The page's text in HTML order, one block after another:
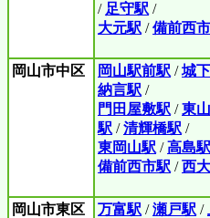
/ 足守駅 /
大元駅 /備前西
岡山市中区 岡山駅前駅 /城
納言駅 /
門田屋敷駅 /東
駅 /清輝橋駅 /
東岡山駅 /高島駅
備前西市駅 /西
岡山市東区 万富駅 /瀬戸駅 /